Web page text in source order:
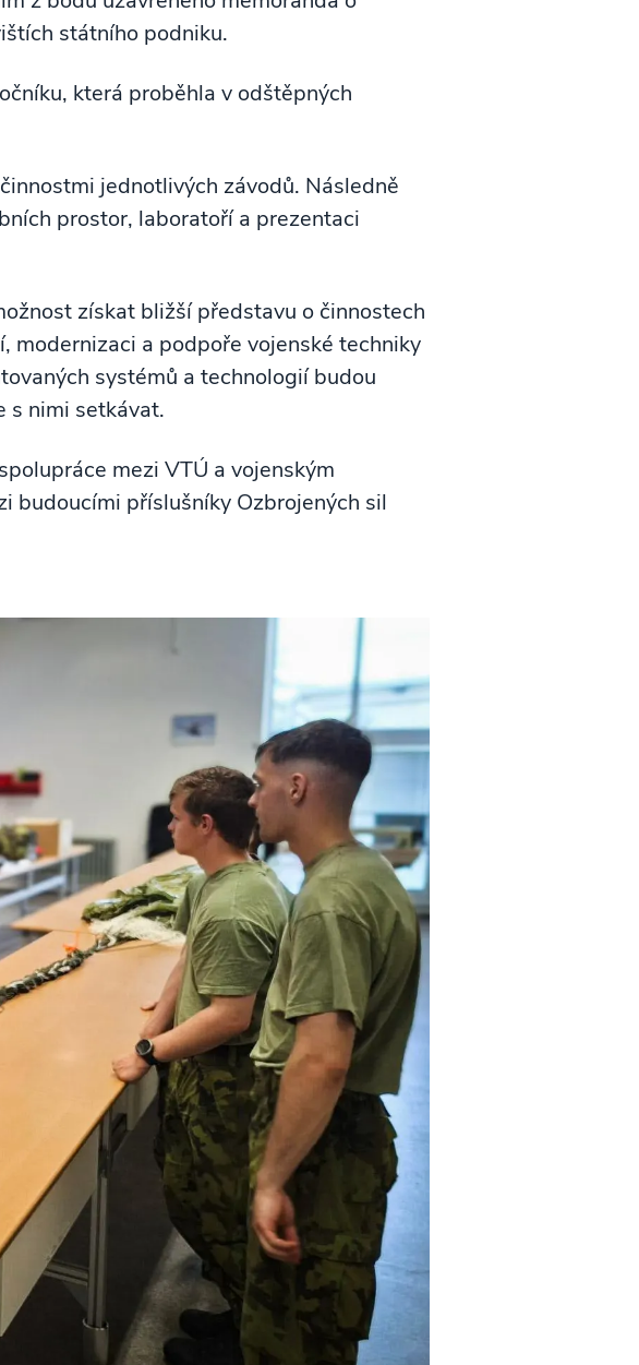
státního podniku.
která proběhla v odštěpných
jednotlivých závodů. Následně
prostor, laboratoří a prezentaci
získat bližší představu o činnostech
modernizaci a podpoře vojenské techniky
systémů a technologií budou
s nimi setkávat.
mezi VTÚ a vojenským
budoucími příslušníky Ozbrojených sil